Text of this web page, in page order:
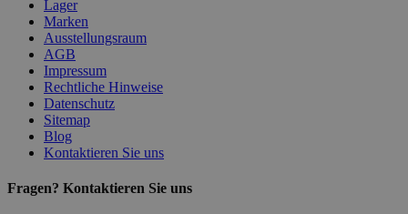
Lager
Marken
Ausstellungsraum
AGB
Impressum
Rechtliche Hinweise
Datenschutz
Sitemap
Blog
Kontaktieren Sie uns
Fragen? Kontaktieren Sie uns